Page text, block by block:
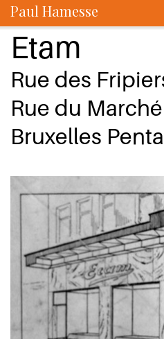
Paul Hamesse
Etam
Rue des
Rue du
Bruxelles